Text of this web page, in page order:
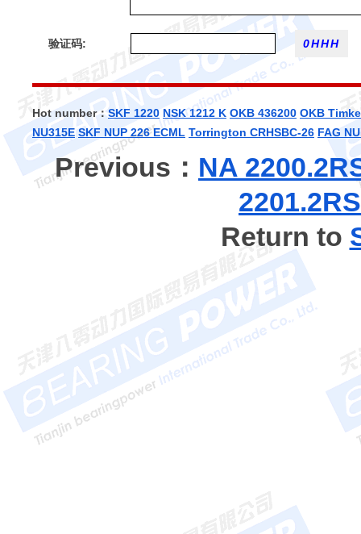
验证码:
Hot number：SKF 1220 NSK 1212 K OKB 436200 OKB
NU315E SKF NUP 226 ECML Torrington CRHSBC-26 FAG
Previous： NA
Return to